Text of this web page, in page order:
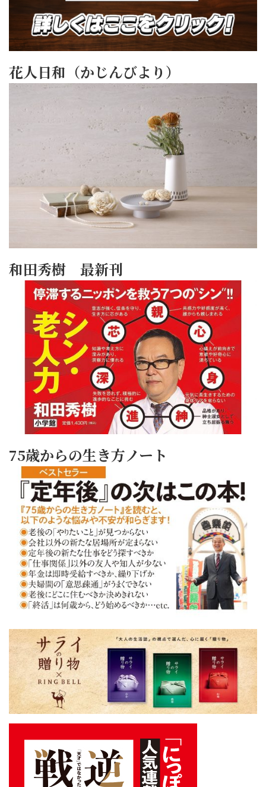
花人日和（かじんびより）
和田秀樹 最新刊
75歳からの生き方ノート